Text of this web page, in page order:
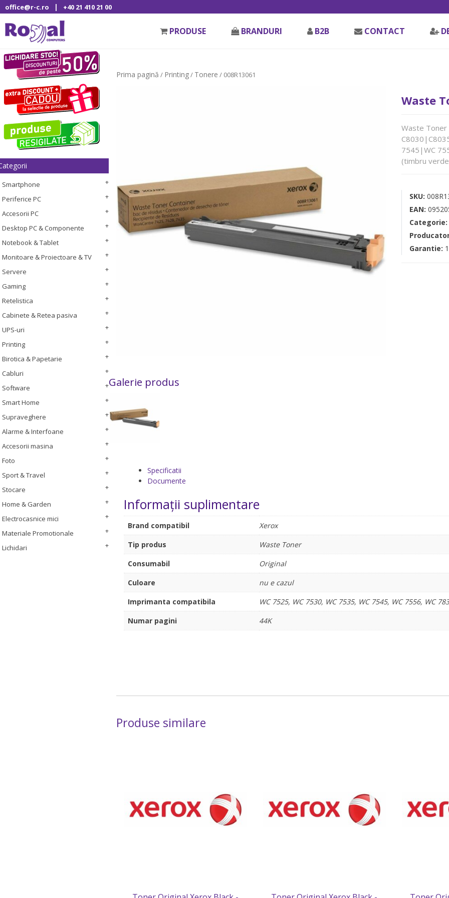
office@r-c.ro | +40 21 410 21 00
PRODUSE BRANDURI B2B CONTACT
Smartphone
Periferice PC
Accesorii PC
Desktop PC & Componente
Notebook & Tablet
Monitoare & Proiectoare & TV
Servere
Gaming
Retelistica
Cabinete & Retea pasiva
UPS-uri
Printing
Birotica & Papetarie
Cabluri
Software
Smart Home
Supraveghere
Alarme & Interfoane
Accesorii masina
Foto
Sport & Travel
Stocare
Home & Garden
Electrocasnice mici
Materiale Promotionale
Lichidari
Prima pagină / Printing/ Tonere / 008R13061
Waste
Waste Toner
7545|WC
(timbru
SKU:
EAN:
Categorie:
Garantie:
Galerie produs
Specificatii
Documente
Informații suplimentare
Brand compatibil
Xerox
Tip produs
Waste Toner
Consumabil
Original
Culoare
nu e cazul
Imprimanta compatibila
WC 7525, WC 7530, WC 7535, WC 7545, WC 7556, WC
Numar pagini
44K
Produse similare